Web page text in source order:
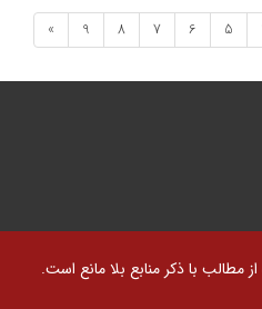
5
6
7
8
9
»
مطالب با ذکر منابع بلا مانع است.